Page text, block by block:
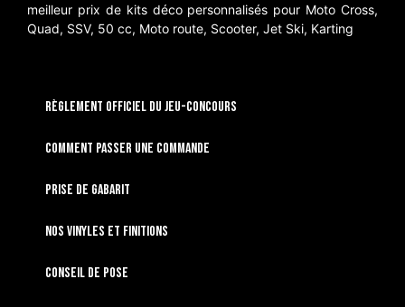
meilleur prix de kits déco personnalisés pour Moto Cross,
Quad, SSV, 50 cc, Moto route, Scooter, Jet Ski, Karting
RÈGLEMENT OFFICIEL DU JEU-CONCOURS
Comment passer une commande
Prise de gabarit
Nos vinyles et finitions
Conseil de pose